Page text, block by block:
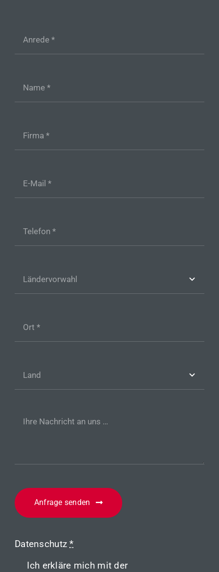
Anfrage senden
Datenschutz*
Ich erkläre mich mit der